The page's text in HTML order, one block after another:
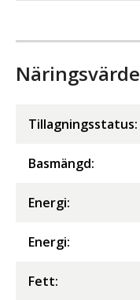
Näringsvärde
Tillagningsstatus:
Basmängd:
Energi:
Energi:
Fett: